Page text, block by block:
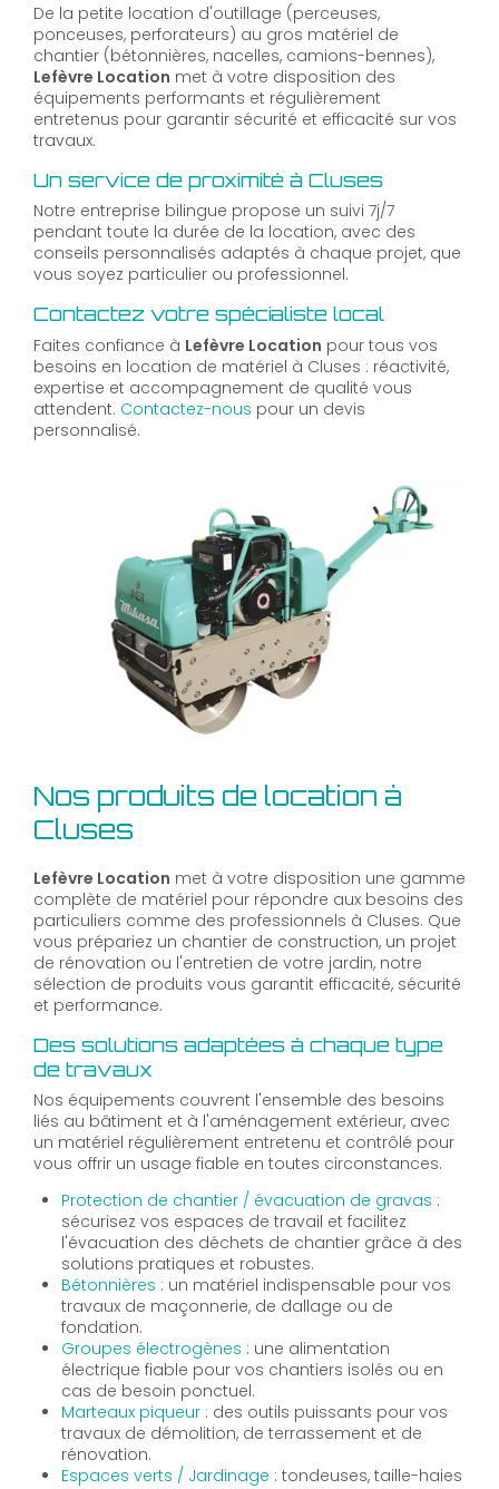
De la petite location d'outillage (perceuses,
ponceuses, perforateurs) au gros matériel de
chantier (bétonnières, nacelles, camions-bennes),
Lefèvre Location met à votre disposition des
équipements performants et régulièrement
entretenus pour garantir sécurité et efficacité sur vos
travaux.
Un service de proximité à Cluses
Notre entreprise bilingue propose un suivi 7j/7
pendant toute la durée de la location, avec des
conseils personnalisés adaptés à chaque projet, que
vous soyez particulier ou professionnel.
Contactez votre spécialiste local
Faites confiance à Lefèvre Location pour tous vos
besoins en location de matériel à Cluses : réactivité,
expertise et accompagnement de qualité vous
attendent. Contactez-nous pour un devis
personnalisé.
Nos produits de location à
Cluses
Lefèvre Location met à votre disposition une gamme
complète de matériel pour répondre aux besoins des
particuliers comme des professionnels à Cluses. Que
vous prépariez un chantier de construction, un projet
de rénovation ou l'entretien de votre jardin, notre
sélection de produits vous garantit efficacité, sécurité
et performance.
Des solutions adaptées à chaque type
de travaux
Nos équipements couvrent l'ensemble des besoins
liés au bâtiment et à l'aménagement extérieur, avec
un matériel régulièrement entretenu et contrôlé pour
vous offrir un usage fiable en toutes circonstances.
Protection de chantier / évacuation de gravas :
sécurisez vos espaces de travail et facilitez
l'évacuation des déchets de chantier grâce à des
solutions pratiques et robustes.
Bétonnières : un matériel indispensable pour vos
travaux de maçonnerie, de dallage ou de
fondation.
Groupes électrogènes : une alimentation
électrique fiable pour vos chantiers isolés ou en
cas de besoin ponctuel.
Marteaux piqueur : des outils puissants pour vos
travaux de démolition, de terrassement et de
rénovation.
Espaces verts / Jardinage : tondeuses, taille-haies